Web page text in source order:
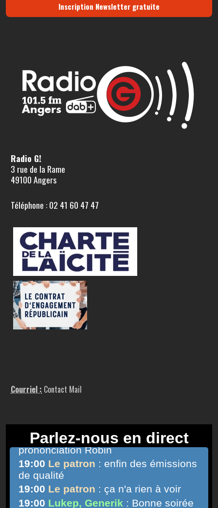
Inscription Newsletter gratuite
Radio G!
3 rue de la Rame
49100 Angers
Téléphone : 02 41 60 47 47
Courriel : Contact Mail